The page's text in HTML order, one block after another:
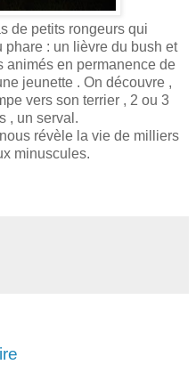
de petits rongeurs qui
: un lièvre du bush et
animés en permanence de
jeunette . On découvre ,
vers son terrier , 2 ou 3
, un serval.
révèle la vie de milliers
minuscules.